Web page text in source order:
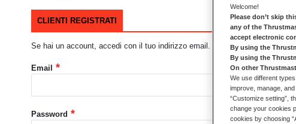
CLIENTI REGISTRATI
Se hai un account, accedi con il tuo indirizzo email.
Email
Password
Welcome!
Please don’t skip
any of the
accept electronic
By using the
By using the
On other
We use different
improve, manage,
“Customize setting”,
change your cookies
cookies by choosing